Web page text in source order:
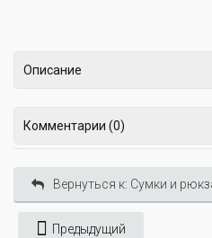
Описание
Комментарии (0)
Вернуться к: Сумки и
Предыдущий